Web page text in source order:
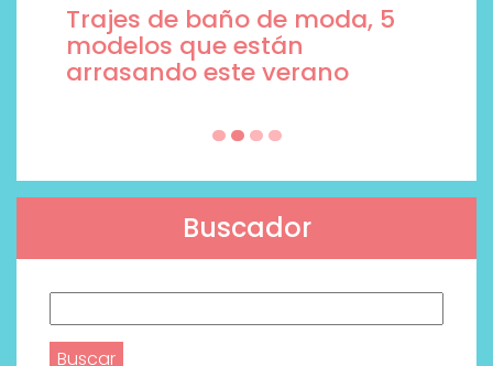
Trajes de baño de moda, 5
modelos que están
arrasando este verano
Buscador